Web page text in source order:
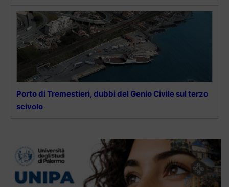
Porto di Tremestieri, dubbi del Genio Civile sul terzo
scivolo